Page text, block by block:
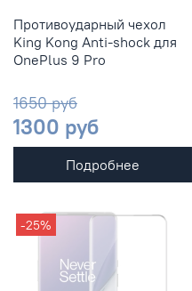
Противоударный чехол
King Kong Anti-shock для
OnePlus 9 Pro
1650 руб
1300 руб
Подробнее
-25%